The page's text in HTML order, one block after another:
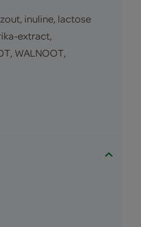
inuline, lactose
extract,
WALNOOT,